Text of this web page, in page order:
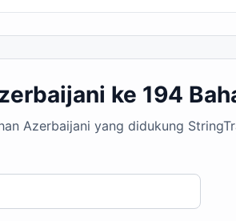
ke 194
Azerbaijani yang didukung